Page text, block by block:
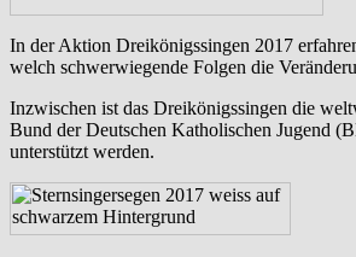
In der Aktion Dreikönigssingen 2017
welch schwerwiegende Folgen die
Inzwischen ist das Dreikönigssingen die
Bund der Deutschen Katholischen Jugend
unterstützt werden.